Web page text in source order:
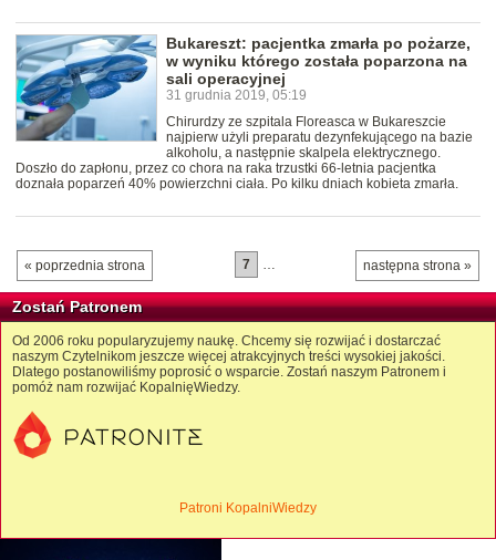
Bukareszt: pacjentka zmarła po pożarze,
w wyniku którego została poparzona na
sali operacyjnej
31 grudnia 2019, 05:19
Chirurdzy ze szpitala Floreasca w Bukareszcie
najpierw użyli preparatu dezynfekującego na bazie
alkoholu, a następnie skalpela elektrycznego.
Doszło do zapłonu, przez co chora na raka trzustki 66-letnia pacjentka
doznała poparzeń 40% powierzchni ciała. Po kilku dniach kobieta zmarła.
« poprzednia strona następna strona »
7 …
Zostań Patronem
Od 2006 roku popularyzujemy naukę. Chcemy się rozwijać i dostarczać
naszym Czytelnikom jeszcze więcej atrakcyjnych treści wysokiej jakości.
Dlatego postanowiliśmy poprosić o wsparcie. Zostań naszym Patronem i
pomóż nam rozwijać KopalnięWiedzy.
Patroni KopalniWiedzy